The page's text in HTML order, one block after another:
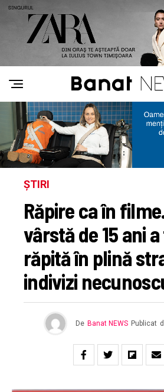
ȘTIRI
Răpire ca în
vârstă de 15 ani
răpită în plină
indivizi
De Banat NEWS Publicat